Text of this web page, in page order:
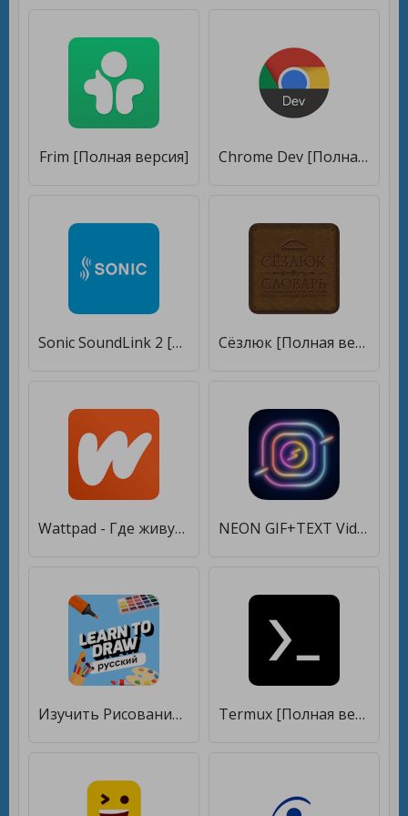
Frim [Полная версия] Chrome Dev [Полная версия]
Sonic SoundLink 2 [Полная версия] Сёзлюк [Полная версия]
Wattpad - Где живут истории [Полная версия] NEON GIF+TEXT Video Effects [Полная версия]
Изучить Рисование [Полная версия] Termux [Полная версия]